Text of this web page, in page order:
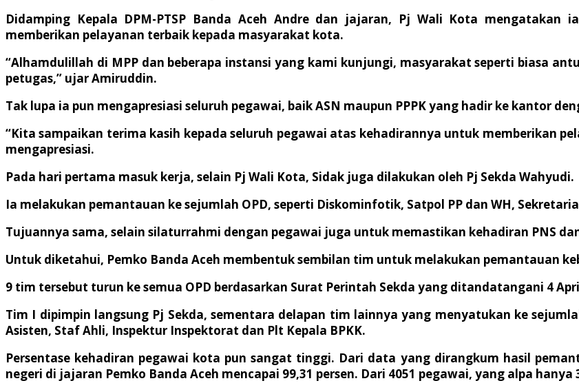
Didamping Kepala DPM-PTSP Banda Aceh Andre dan jajaran, Pj Wali Kota mengatakan
memberikan pelayanan terbaik kepada masyarakat kota.
“Alhamdulillah di MPP dan beberapa instansi yang kami kunjungi, masyarakat seperti biasa
petugas,” ujar Amiruddin.
Tak lupa ia pun mengapresiasi seluruh pegawai, baik ASN maupun PPPK yang hadir ke kantor
“Kita sampaikan terima kasih kepada seluruh pegawai atas kehadirannya untuk memberikan
mengapresiasi.
Pada hari pertama masuk kerja, selain Pj Wali Kota, Sidak juga dilakukan oleh Pj Sekda Wahyudi.
Ia melakukan pemantauan ke sejumlah OPD, seperti Diskominfotik, Satpol PP dan WH,
Tujuannya sama, selain silaturrahmi dengan pegawai juga untuk memastikan kehadiran PNS
Untuk diketahui, Pemko Banda Aceh membentuk sembilan tim untuk melakukan pemantauan
9 tim tersebut turun ke semua OPD berdasarkan Surat Perintah Sekda yang ditandatangani 4
Tim I dipimpin langsung Pj Sekda, sementara delapan tim lainnya yang menyatukan ke
Asisten, Staf Ahli, Inspektur Inspektorat dan Plt Kepala BPKK.
Persentase kehadiran pegawai kota pun sangat tinggi. Dari data yang dirangkum hasil
negeri di jajaran Pemko Banda Aceh mencapai 99,31 persen. Dari 4051 pegawai, yang alpa